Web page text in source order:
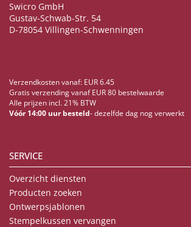
Swicro GmbH
Gustav-Schwab-Str. 54
D-78054 Villingen-Schwenningen
Verzendkosten vanaf: EUR 6.45
Gratis verzending vanaf EUR 80 bestelwaarde
Alle prijzen incl. 21% BTW
Vóór 14:00 uur besteld- dezelfde dag nog verwerkt
SERVICE
Overzicht diensten
Producten zoeken
Ontwerpsjablonen
Stempelkussen vervangen